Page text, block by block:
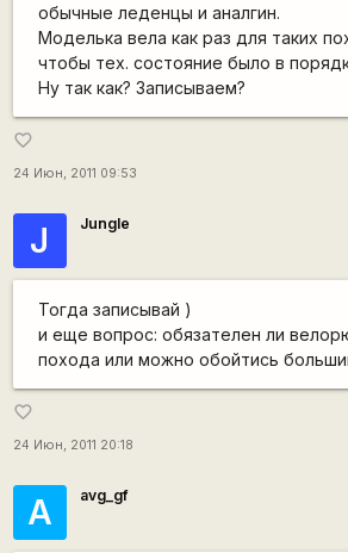
обычные леденцы и аналгин.
Моделька вела как раз для таких
чтобы тех. состояние было в
Ну так как? Записываем?
favorite_border
24 Июн, 2011 09:53
J Jungle
Тогда записывай )
и еще вопрос: обязателен ли
похода или можно обойтись
favorite_border
24 Июн, 2011 20:18
А avg_gf